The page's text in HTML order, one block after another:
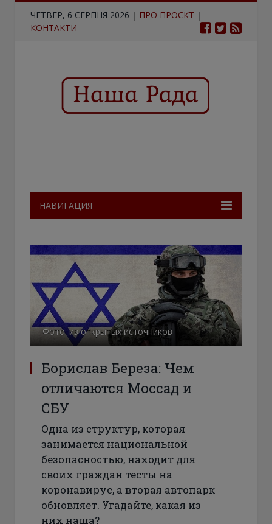
ЧЕТВЕР, 6 СЕРПНЯ 2026 | ПРО ПРОЄКТ |
КОНТАКТИ
НАВИГАЦИЯ
Фото: из открытых источников
Борислав Береза: Чем
отличаются Моссад и
СБУ
Одна из структур, которая
занимается национальной
безопасностью, находит для
своих граждан тесты на
коронавирус, а вторая автопарк
обновляет. Угадайте, какая из
них наша?